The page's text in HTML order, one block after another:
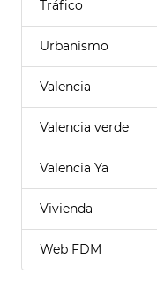
Tráfico
Urbanismo
Valencia
Valencia verde
Valencia Ya
Vivienda
Web FDM